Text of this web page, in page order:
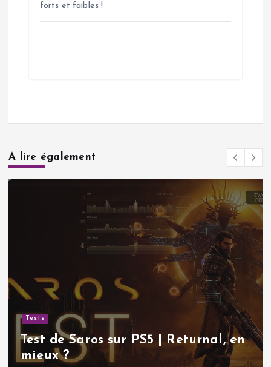
forts et faibles !
A lire également
Tests
Test de Saros sur PS5 | Returnal, en
mieux ?